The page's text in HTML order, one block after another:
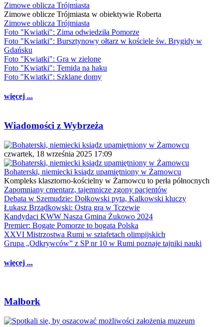
Zimowe oblicza Trójmiasta
Zimowe oblicze Trójmiasta w obiektywie Roberta
Zimowe oblicza Trójmiasta
Foto "Kwiatki": Zima odwiedziła Pomorze
Foto "Kwiatki": Bursztynowy ołtarz w kościele św. Brygidy w
Gdańsku
Foto "Kwiatki": Gra w zielone
Foto "Kwiatki": Temida na haku
Foto "Kwiatki": Szklane domy
więcej ...
Wiadomości z Wybrzeża
czwartek, 18 września 2025 17:09
Bohaterski, niemiecki ksiądz upamiętniony w Żarnowcu
Kompleks klasztorno-kościelny w Żarnowcu to perła północnych
Zapomniany cmentarz, tajemnicze zgony pacjentów
Debata w Szemudzie: Dołkowski pyta, Kalkowski kluczy
Łukasz Brządkowski: Ostra gra w Tczewie
Kandydaci KWW Nasza Gmina Żukowo 2024
Premier: Bogate Pomorze to bogata Polska
XXVI Mistrzostwa Rumi w sztafetach olimpijskich
Grupa „Odkrywców” z SP nr 10 w Rumi poznaje tajniki nauki
więcej ...
Malbork